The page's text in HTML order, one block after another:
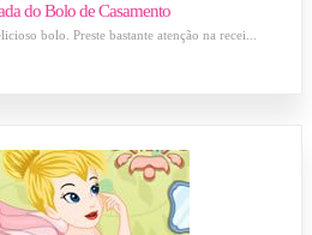
do Bolo de Casamento
bolo. Preste bastante atenção na recei...